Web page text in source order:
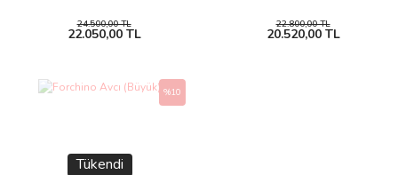
24.500,00 TL
22.050,00 TL
22.800,00 TL
20.520,00 TL
Tükendi
%10